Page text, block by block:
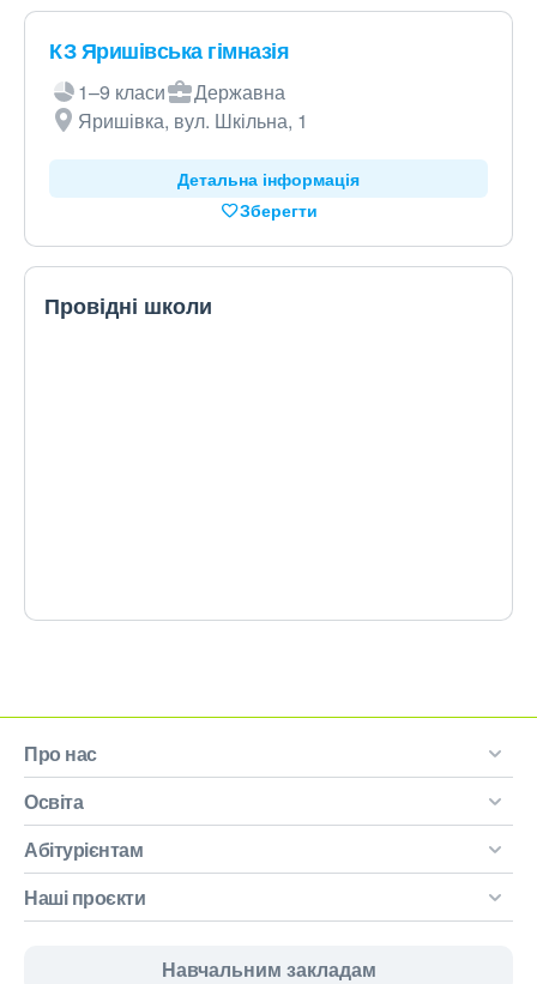
КЗ Яришівська гімназія
1–9 класи
Державна
Яришівка, вул. Шкільна, 1
Детальна інформація
Зберегти
Провідні школи
Про нас
Освіта
Абітурієнтам
Наші проєкти
Навчальним закладам